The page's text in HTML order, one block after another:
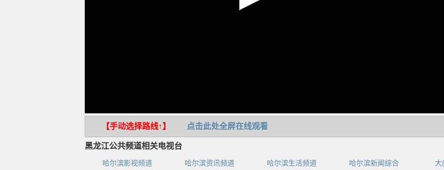
【手动选择路线↑】 点击此处全屏在线观看
黑龙江公共频道相关电视台
哈尔滨影视频道 哈尔滨资讯频道 哈尔滨生活频道 哈尔滨新闻综合 大